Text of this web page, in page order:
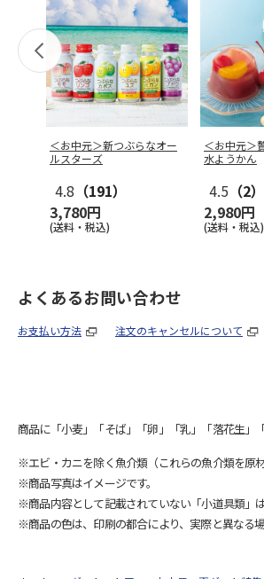
＜お中元＞新つぶらなオー
ルスターズ
4.8 （191）
3,780円
(送料・税込)
＜お中元＞
水ようかん
4.5 （2）
2,980円
(送料・税込)
よくあるお問い合わせ
お支払い方法 注文のキャンセルについて
商品に「小麦」「そば」「卵」「乳」「落花生」
※エビ・カニを除く魚介類（これらの魚介類を原
※商品写真はイメージです。
※商品内容として記載されていない「小道具類」
※商品の色は、印刷の都合により、実際と異なる場